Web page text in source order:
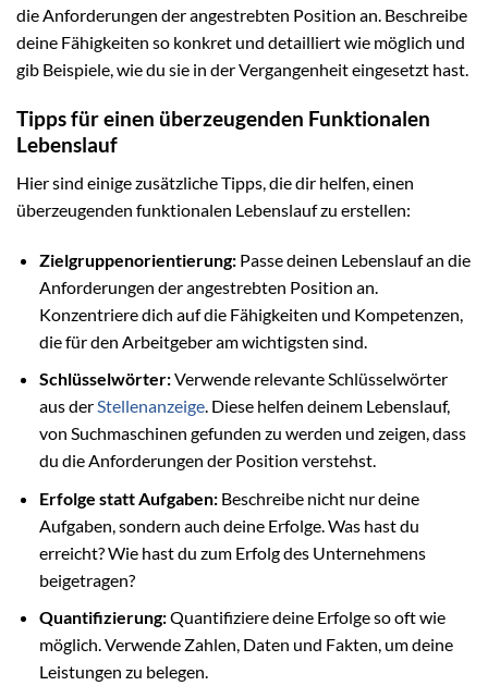
die Anforderungen der angestrebten Position an. Beschreibe
deine Fähigkeiten so konkret und detailliert wie möglich und
gib Beispiele, wie du sie in der Vergangenheit eingesetzt hast.
Tipps für einen überzeugenden Funktionalen
Lebenslauf
Hier sind einige zusätzliche Tipps, die dir helfen, einen
überzeugenden funktionalen Lebenslauf zu erstellen:
Zielgruppenorientierung:Passe deinen Lebenslauf an die
Anforderungen der angestrebten Position an.
Konzentriere dich auf die Fähigkeiten und Kompetenzen,
die für den Arbeitgeber am wichtigsten sind.
Schlüsselwörter:Verwende relevante Schlüsselwörter
aus derStellenanzeige. Diese helfen deinem Lebenslauf,
von Suchmaschinen gefunden zu werden und zeigen, dass
du die Anforderungen der Position verstehst.
Erfolge statt Aufgaben:Beschreibe nicht nur deine
Aufgaben, sondern auch deine Erfolge. Was hast du
erreicht? Wie hast du zum Erfolg des Unternehmens
beigetragen?
Quantifizierung:Quantifiziere deine Erfolge so oft wie
möglich. Verwende Zahlen, Daten und Fakten, um deine
Leistungen zu belegen.